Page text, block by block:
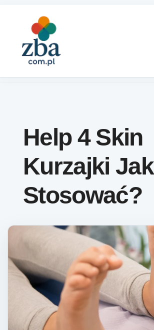
Help 4 Skin
Kurzajki Jak
Stosować?